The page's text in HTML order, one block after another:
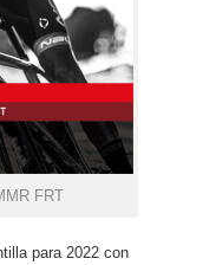
FRT
para 2022 con